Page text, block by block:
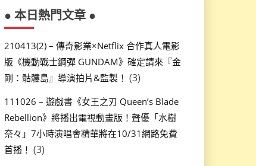
● 本日熱門文章 ●
210413(2) – 傳奇影業×Netflix 合作真人電影
版《機動戰士鋼彈 GUNDAM》確定請來『金
剛：骷髏島』導演拍片&監製！ (3)
111026 – 遊戲書《女王之刃 Queen’s Blade
Rebellion》將播出電視動畫版！聲優「水樹
奈々」7小時演唱會精華將在10/31網路免費
首播！ (3)